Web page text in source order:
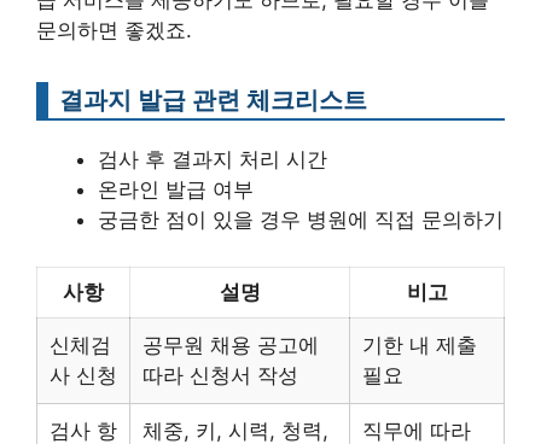
문의하면 좋겠죠.
결과지 발급 관련 체크리스트
검사 후 결과지 처리 시간
온라인 발급 여부
궁금한 점이 있을 경우 병원에 직접 문의하기
사항 설명 비고
신체검
사 신청
공무원 채용 공고에
따라 신청서 작성
기한 내 제출
필요
검사 항
체중, 키, 시력, 청력,
직무에 따라